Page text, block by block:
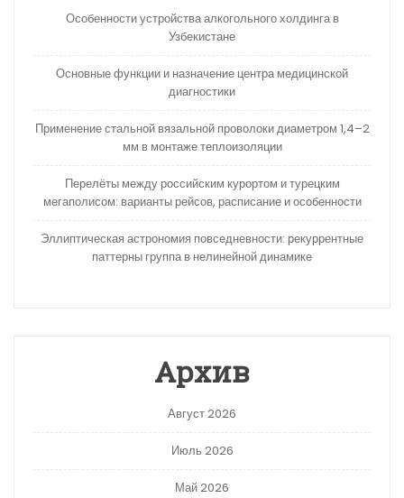
Особенности устройства алкогольного холдинга в
Узбекистане
Основные функции и назначение центра медицинской
диагностики
Применение стальной вязальной проволоки диаметром 1,4–2
мм в монтаже теплоизоляции
Перелёты между российским курортом и турецким
мегаполисом: варианты рейсов, расписание и особенности
Эллиптическая астрономия повседневности: рекуррентные
паттерны группа в нелинейной динамике
Архив
Август 2026
Июль 2026
Май 2026